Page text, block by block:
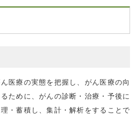
医療の実態を把握し、がん医療の向
ために、がんの診断・治療・予後に
・蓄積し、集計・解析をすることで